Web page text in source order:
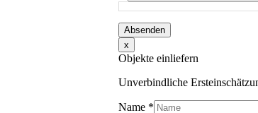
Absenden
x
Objekte einliefern
Unverbindliche
Name *